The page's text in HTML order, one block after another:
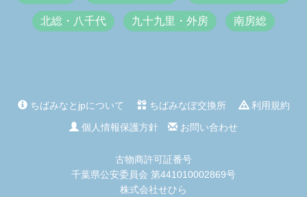
北総・八千代 九十九里・外房 南房総
ちばみなとjpについて ちばみなぽ交換所
利用規約
個人情報保護方針
お問い合わせ
古物商許可証番号
千葉県公安委員会 第441010002869号
株式会社せひら